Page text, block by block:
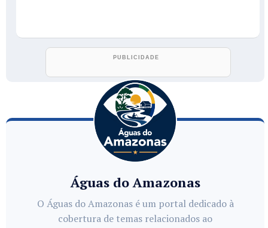
Águas do Amazonas
O Águas do Amazonas é um portal dedicado à
cobertura de temas relacionados ao